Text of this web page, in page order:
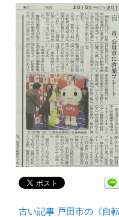
古い記事 戸田市の《自